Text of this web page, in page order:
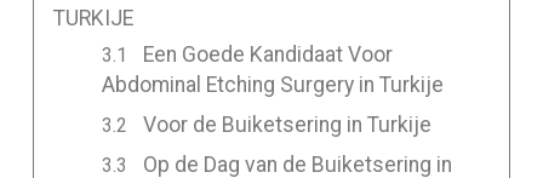
TURKIJE
Een Goede Kandidaat Voor
Abdominal Etching Surgery in Turkije
Voor de Buiketsering in Turkije
Op de Dag van de Buiketsering in